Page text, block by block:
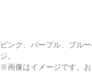
ピンク、パープル、ブル
※画像はイメージです。